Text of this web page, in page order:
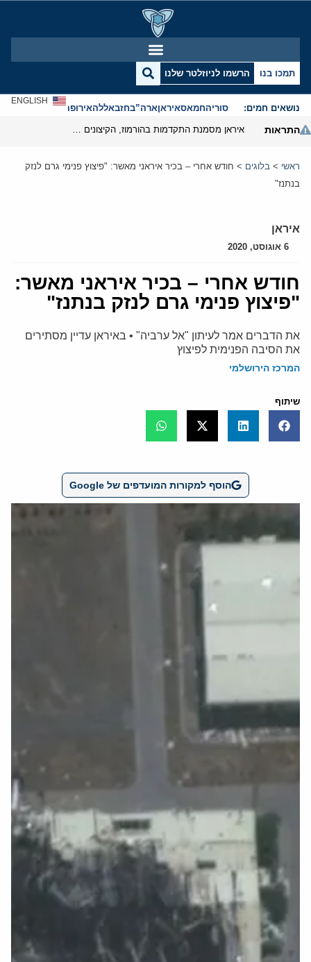
תמכו בנו הרשמו לניוזלטר שלנו
נושאים חמים: סוריהחמאסאיראןארה”בחזבאללהאירופהאנטישמיות
ENGLISH
התראות
ראשי > בלוגים > חודש אחרי – בכיר איראני מאשר: "פיצוץ פנימי גרם לנזק
בנתנז"
איראן
6 אוגוסט, 2020
חודש אחרי – בכיר איראני מאשר:
"פיצוץ פנימי גרם לנזק בנתנז"
את הדברים אמר לעיתון "אל ערביה" • באיראן עדיין מסתירים
את הסיבה הפנימית לפיצוץ
המרכז הירושלמי
שיתוף
הוסף למקורות המועדפים של Google